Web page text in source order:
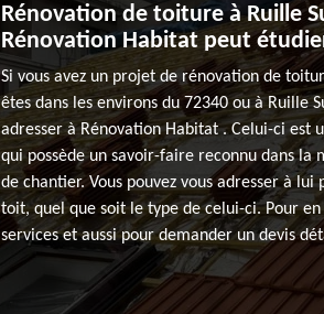
Rénovation de toiture à Ruille
Rénovation Habitat peut
Si vous avez un projet de rénovation de
êtes dans les environs du 72340 ou à Ruille
adresser à Rénovation Habitat . Celui-ci est
qui possède un savoir-faire reconnu dans la
de chantier. Vous pouvez vous adresser à
toit, quel que soit le type de celui-ci. Pour en
services et aussi pour demander un devis